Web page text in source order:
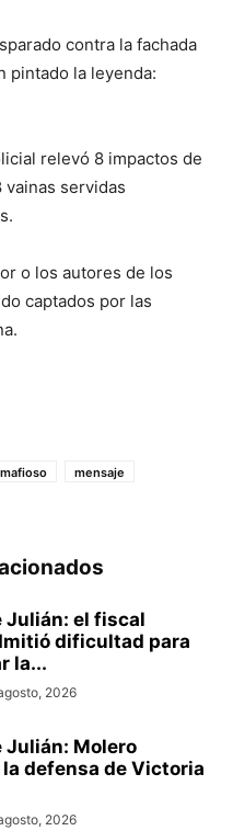
contra la fachada
pintado la leyenda:
relevó 8 impactos de
vainas servidas
o los autores de los
captados por las
mafioso
mensaje
Julián: el fiscal
dificultad para
la...
2026
Julián: Molero
defensa de Victoria
2026